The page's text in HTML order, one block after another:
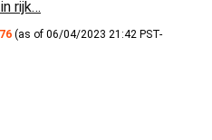
rijk…
(as of 06/04/2023 21:42 PST-